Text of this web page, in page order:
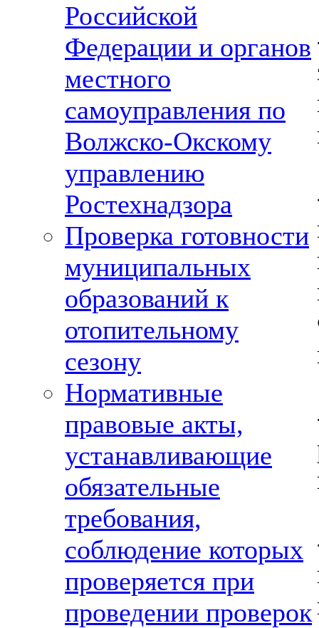
Российской
Федерации и органов
местного
самоуправления по
Волжско-Окскому
управлению
Ростехнадзора
Проверка готовности
муниципальных
образований к
отопительному
сезону
Нормативные
правовые акты,
устанавливающие
обязательные
требования,
соблюдение которых
проверяется при
проведении проверок